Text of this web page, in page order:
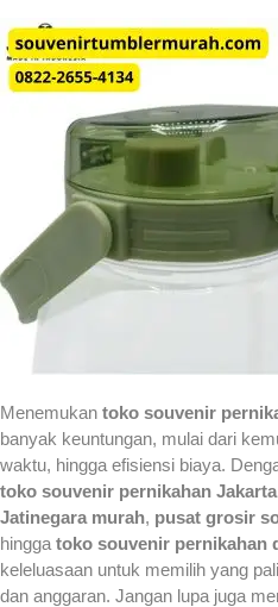
Menemukan toko souvenir
banyak keuntungan, mulai dari
waktu, hingga efisiensi biaya.
toko souvenir pernikahan
Jatinegara murah, pusat grosir
hingga toko souvenir pernikahan
keleluasaan untuk memilih yang
dan anggaran. Jangan lupa juga